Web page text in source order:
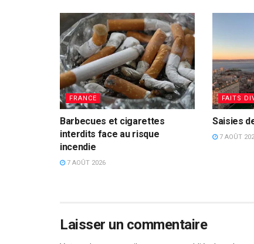
FRANCE
Barbecues et cigarettes
interdits face au risque
incendie
7 AOÛT 2026
FAITS
Saisies
7 AOÛT
Laisser un commentaire